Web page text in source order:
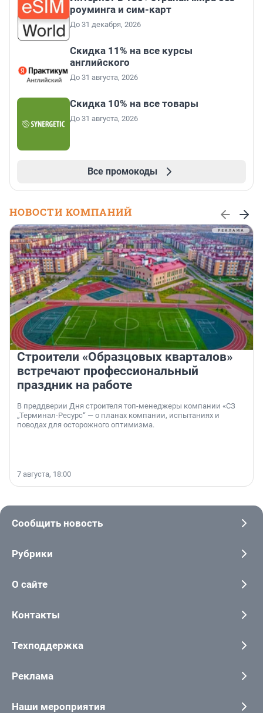
роуминга и сим-карт
До 31 декабря, 2026
Скидка 11% на все курсы
английского
До 31 августа, 2026
Скидка 10% на все товары
До 31 августа, 2026
Все промокоды
НОВОСТИ КОМПАНИЙ
Строители «Образцовых кварталов»
встречают профессиональный
праздник на работе
В преддверии Дня строителя топ-менеджеры компании «СЗ
„Терминал-Ресурс“ — о планах компании, испытаниях и
поводах для осторожного оптимизма.
7 августа, 18:00
Сообщить новость
Рубрики
О сайте
Контакты
Техподдержка
Реклама
Наши мероприятия